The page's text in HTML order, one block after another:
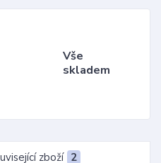
Vše
skladem
zboží 2